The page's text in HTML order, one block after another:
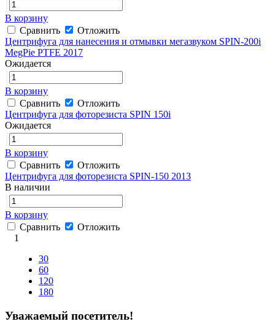
В корзину
Сравнить
Отложить
Центрифуга для нанесения и отмывки мегазвуком SPIN-200i
MegPie PTFE 2017
Ожидается
В корзину
Сравнить
Отложить
Центрифуга для фоторезиста SPIN 150i
Ожидается
В корзину
Сравнить
Отложить
Центрифуга для фоторезиста SPIN-150 2013
В наличии
В корзину
Сравнить
Отложить
1
30
60
120
180
Уважаемый посетитель!